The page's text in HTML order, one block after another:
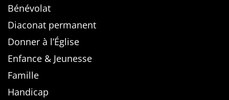
Bénévolat
Diaconat permanent
Donner à l’Église
Enfance & Jeunesse
Famille
Handicap